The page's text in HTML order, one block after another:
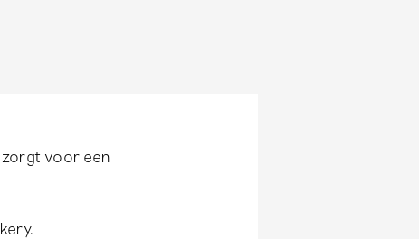
voor een